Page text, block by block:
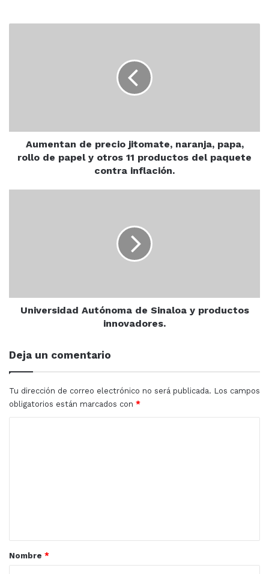
cardinals jeff glandney
papel
otros
Aumentan de precio jitomate, naranja, papa,
rollo de papel y otros 11 productos del paquete
contra inflación.
Universidad Autónoma de Sinaloa y productos
innovadores.
Deja un comentario
Tu dirección de correo electrónico no será publicada. Los campos
obligatorios están marcados con *
rNombre *